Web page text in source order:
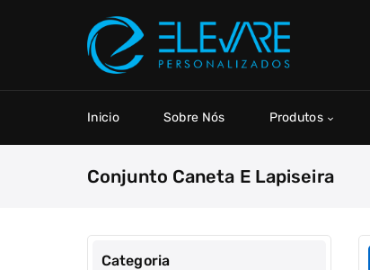
Inicio Sobre Nós Produtos
Conjunto Caneta E Lapiseira
Categoria